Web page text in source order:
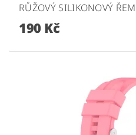
RŮŽOVÝ SILIKONOVÝ
190 Kč